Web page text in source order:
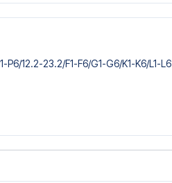
P6/​12.2-23.2/​F1-F6/​G1-G6/​K1-K6/​L1-L6